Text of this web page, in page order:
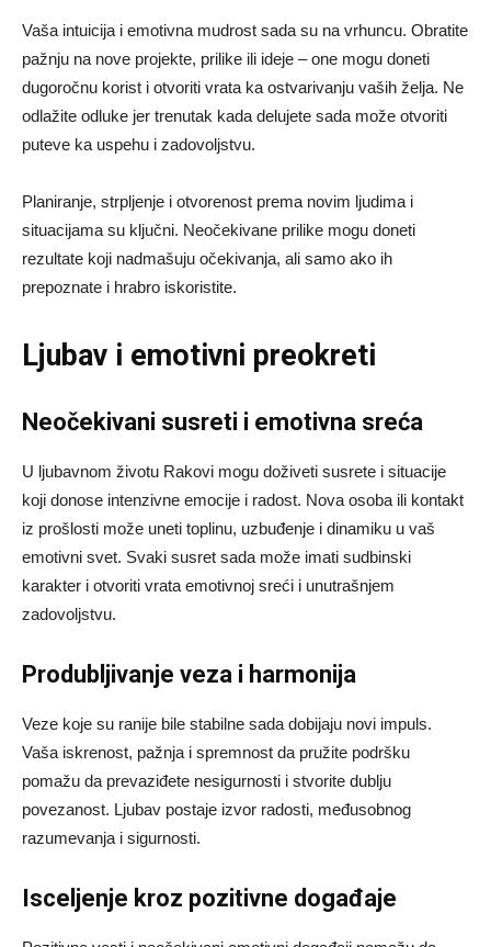
Vaša intuicija i emotivna mudrost sada su na vrhuncu. Obratite
pažnju na nove projekte, prilike ili ideje – one mogu doneti
dugoročnu korist i otvoriti vrata ka ostvarivanju vaših želja. Ne
odlažite odluke jer trenutak kada delujete sada može otvoriti
puteve ka uspehu i zadovoljstvu.
Planiranje, strpljenje i otvorenost prema novim ljudima i
situacijama su ključni. Neočekivane prilike mogu doneti
rezultate koji nadmašuju očekivanja, ali samo ako ih
prepoznate i hrabro iskoristite.
Ljubav i emotivni preokreti
Neočekivani susreti i emotivna sreća
U ljubavnom životu Rakovi mogu doživeti susrete i situacije
koji donose intenzivne emocije i radost. Nova osoba ili kontakt
iz prošlosti može uneti toplinu, uzbuđenje i dinamiku u vaš
emotivni svet. Svaki susret sada može imati sudbinski
karakter i otvoriti vrata emotivnoj sreći i unutrašnjem
zadovoljstvu.
Produbljivanje veza i harmonija
Veze koje su ranije bile stabilne sada dobijaju novi impuls.
Vaša iskrenost, pažnja i spremnost da pružite podršku
pomažu da prevaziđete nesigurnosti i stvorite dublju
povezanost. Ljubav postaje izvor radosti, međusobnog
razumevanja i sigurnosti.
Isceljenje kroz pozitivne događaje